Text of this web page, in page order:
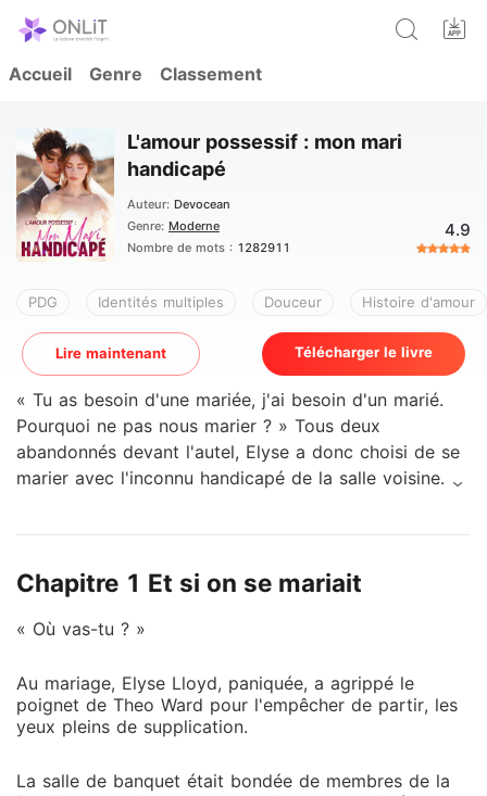
Accueil Genre Classement
L'amour possessif : mon mari
handicapé
Auteur: Devocean
Genre: Moderne
Nombre de mots : 1282911
4.9
PDG Identités multiples Douceur Histoire d'amour
Lire maintenant Télécharger le livre
« Tu as besoin d'une mariée, j'ai besoin d'un marié.
Pourquoi ne pas nous marier ? » Tous deux
abandonnés devant l'autel, Elyse a donc choisi de se
marier avec l'inconnu handicapé de la salle voisine.
qu'Elyse ne l'avait épousé que pour son argent et
utile. Mais après être devenu son mari, il a été
de demander le divorce, mais je n'en veux pas ! Que
dois-je faire ? »
Chapitre 1 Et si on se mariait
« Où vas-tu ? »
Au mariage, Elyse Lloyd, paniquée, a agrippé le
poignet de Theo Ward pour l'empêcher de partir, les
yeux pleins de supplication.
La salle de banquet était bondée de membres de la